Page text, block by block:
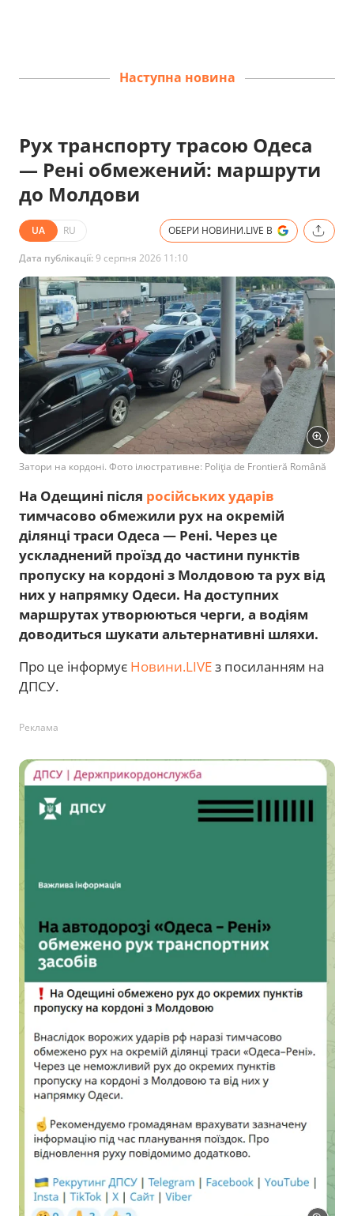
Наступна новина
Рух транспорту трасою Одеса
— Рені обмежений: маршрути
до Молдови
UA RU ОБЕРИ НОВИНИ.LIVE В
Дата публікації:9 серпня 2026 11:10
Затори на кордоні. Фото ілюстративне: Poliţia de Frontieră Română
На Одещині після російських ударів
тимчасово обмежили рух на окремій
ділянці траси Одеса — Рені. Через це
ускладнений проїзд до частини пунктів
пропуску на кордоні з Молдовою та рух від
них у напрямку Одеси. На доступних
маршрутах утворюються черги, а водіям
доводиться шукати альтернативні шляхи.
Про це інформує Новини.LIVEз посиланням на
ДПСУ.
Реклама